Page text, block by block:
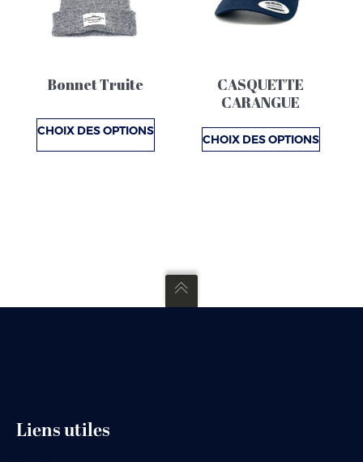
Bonnet Truite
CHOIX DES OPTIONS
variations.
Les
peuvent
choisies
sur
CASQUETTE
CARANGUE
CHOIX DES OPTIONS
variations.
peuvent
être
choisies
sur
Liens utiles